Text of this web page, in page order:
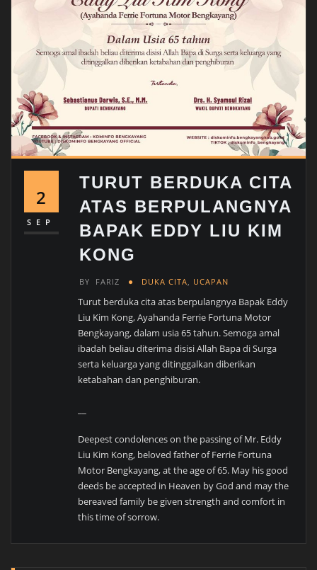
2
SEP
TURUT BERDUKA CITA
ATAS BERPULANGNYA
BAPAK EDDY LIU KIM
KONG
BY FARIZ DUKA CITA UCAPAN
Turut berduka cita atas berpulangnya Bapak Eddy
Liu Kim Kong, Ayahanda Ferrie Fortuna Motor
Bengkayang, dalam usia 65 tahun. Semoga amal
ibadah beliau diterima disisi Allah Bapa di Surga
serta keluarga yang ditinggalkan diberikan
ketabahan dan penghiburan.
Deepest condolences on the passing of Mr. Eddy
Liu Kim Kong, beloved father of Ferrie Fortuna
Motor Bengkayang, at the age of 65. May his good
deeds be accepted in Heaven by God and may the
bereaved family be given strength and comfort in
this time of sorrow.